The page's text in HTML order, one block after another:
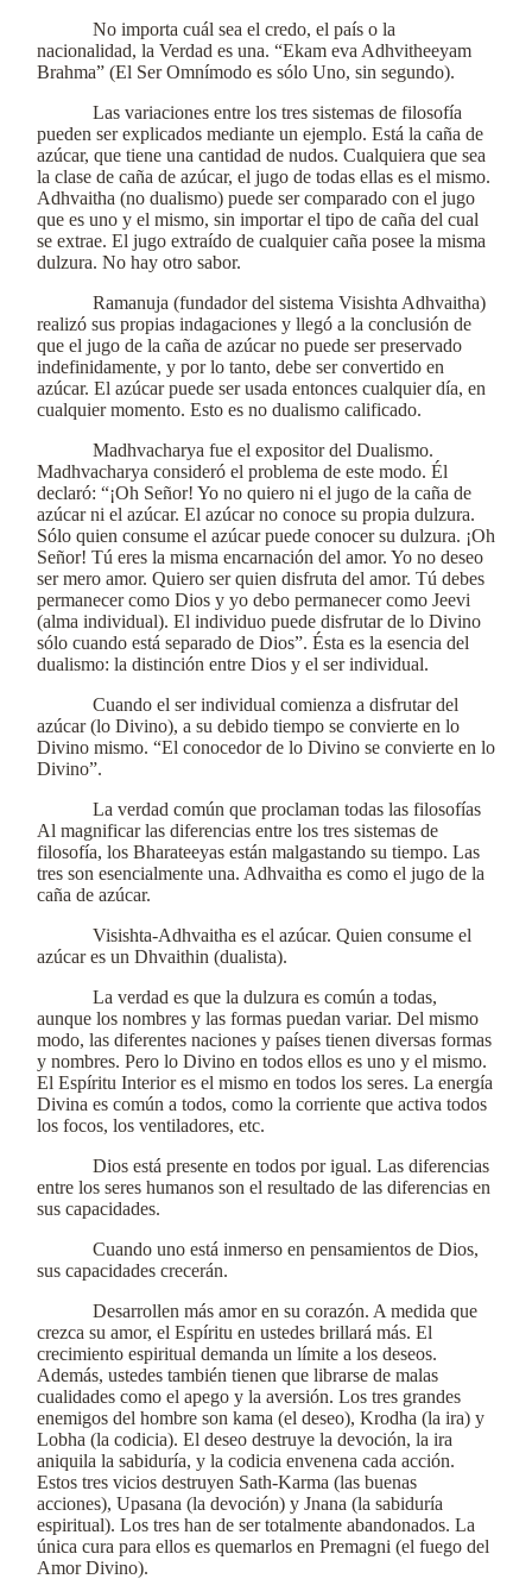
No importa cuál sea el credo, el país o la
nacionalidad, la Verdad es una. “Ekam eva Adhvitheeyam
Brahma” (El Ser Omnímodo es sólo Uno, sin segundo).
Las variaciones entre los tres sistemas de filosofía
pueden ser explicados mediante un ejemplo. Está la caña de
azúcar, que tiene una cantidad de nudos. Cualquiera que sea
la clase de caña de azúcar, el jugo de todas ellas es el mismo.
Adhvaitha (no dualismo) puede ser comparado con el jugo
que es uno y el mismo, sin importar el tipo de caña del cual
se extrae. El jugo extraído de cualquier caña posee la misma
dulzura. No hay otro sabor.
Ramanuja (fundador del sistema Visishta Adhvaitha)
realizó sus propias indagaciones y llegó a la conclusión de
que el jugo de la caña de azúcar no puede ser preservado
indefinidamente, y por lo tanto, debe ser convertido en
azúcar. El azúcar puede ser usada entonces cualquier día, en
cualquier momento. Esto es no dualismo calificado.
Madhvacharya fue el expositor del Dualismo.
Madhvacharya consideró el problema de este modo. Él
declaró: “¡Oh Señor! Yo no quiero ni el jugo de la caña de
azúcar ni el azúcar. El azúcar no conoce su propia dulzura.
Sólo quien consume el azúcar puede conocer su dulzura. ¡Oh
Señor! Tú eres la misma encarnación del amor. Yo no deseo
ser mero amor. Quiero ser quien disfruta del amor. Tú debes
permanecer como Dios y yo debo permanecer como Jeevi
(alma individual). El individuo puede disfrutar de lo Divino
sólo cuando está separado de Dios”. Ésta es la esencia del
dualismo: la distinción entre Dios y el ser individual.
Cuando el ser individual comienza a disfrutar del
azúcar (lo Divino), a su debido tiempo se convierte en lo
Divino mismo. “El conocedor de lo Divino se convierte en lo
Divino”.
La verdad común que proclaman todas las filosofías
Al magnificar las diferencias entre los tres sistemas de
filosofía, los Bharateeyas están malgastando su tiempo. Las
tres son esencialmente una. Adhvaitha es como el jugo de la
caña de azúcar.
Visishta-Adhvaitha es el azúcar. Quien consume el
azúcar es un Dhvaithin (dualista).
La verdad es que la dulzura es común a todas,
aunque los nombres y las formas puedan variar. Del mismo
modo, las diferentes naciones y países tienen diversas formas
y nombres. Pero lo Divino en todos ellos es uno y el mismo.
El Espíritu Interior es el mismo en todos los seres. La energía
Divina es común a todos, como la corriente que activa todos
los focos, los ventiladores, etc.
Dios está presente en todos por igual. Las diferencias
entre los seres humanos son el resultado de las diferencias en
sus capacidades.
Cuando uno está inmerso en pensamientos de Dios,
sus capacidades crecerán.
Desarrollen más amor en su corazón. A medida que
crezca su amor, el Espíritu en ustedes brillará más. El
crecimiento espiritual demanda un límite a los deseos.
Además, ustedes también tienen que librarse de malas
cualidades como el apego y la aversión. Los tres grandes
enemigos del hombre son kama (el deseo), Krodha (la ira) y
Lobha (la codicia). El deseo destruye la devoción, la ira
aniquila la sabiduría, y la codicia envenena cada acción.
Estos tres vicios destruyen Sath-Karma (las buenas
acciones), Upasana (la devoción) y Jnana (la sabiduría
espiritual). Los tres han de ser totalmente abandonados. La
única cura para ellos es quemarlos en Premagni (el fuego del
Amor Divino).